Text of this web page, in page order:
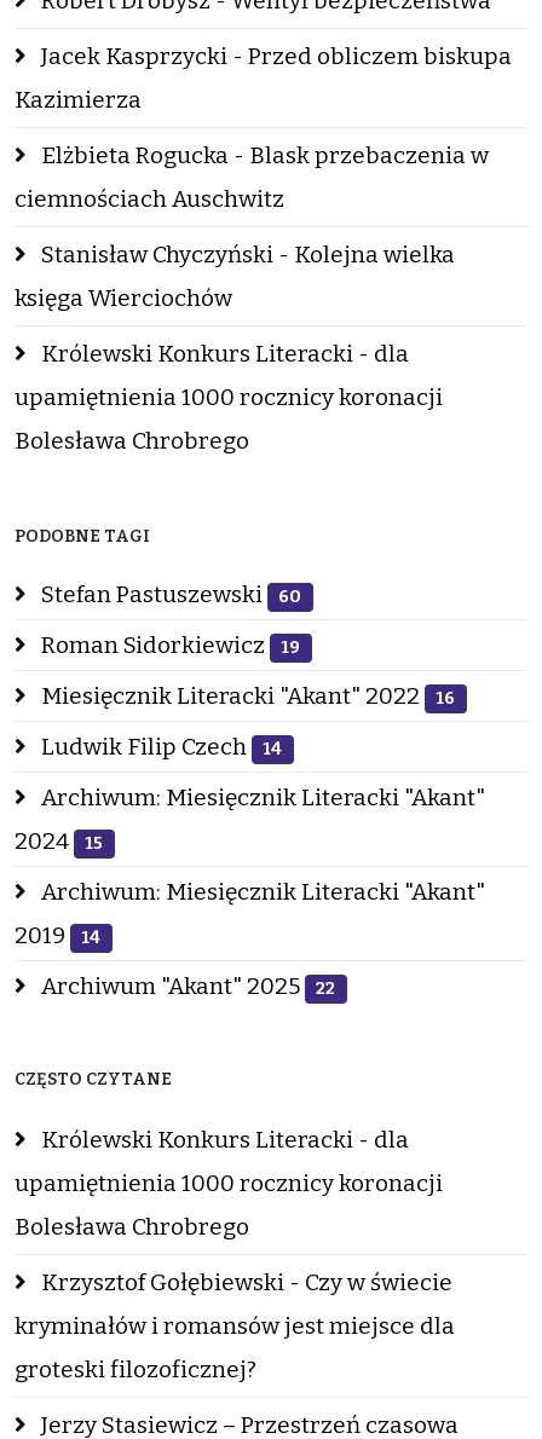
Jacek Kasprzycki - Przed obliczem biskupa
Kazimierza
Elżbieta Rogucka - Blask przebaczenia w
ciemnościach Auschwitz
Stanisław Chyczyński - Kolejna wielka
księga Wierciochów
Królewski Konkurs Literacki - dla
upamiętnienia 1000 rocznicy koronacji
Bolesława Chrobrego
PODOBNE TAGI
Stefan Pastuszewski 60
Roman Sidorkiewicz 19
Miesięcznik Literacki "Akant" 2022 16
Ludwik Filip Czech 14
Archiwum: Miesięcznik Literacki "Akant"
2024
15
Archiwum: Miesięcznik Literacki "Akant"
2019
14
Archiwum "Akant" 2025 22
CZĘSTO CZYTANE
Królewski Konkurs Literacki - dla
upamiętnienia 1000 rocznicy koronacji
Bolesława Chrobrego
Krzysztof Gołębiewski - Czy w świecie
kryminałów i romansów jest miejsce dla
groteski filozoficznej?
Jerzy Stasiewicz – Przestrzeń czasowa